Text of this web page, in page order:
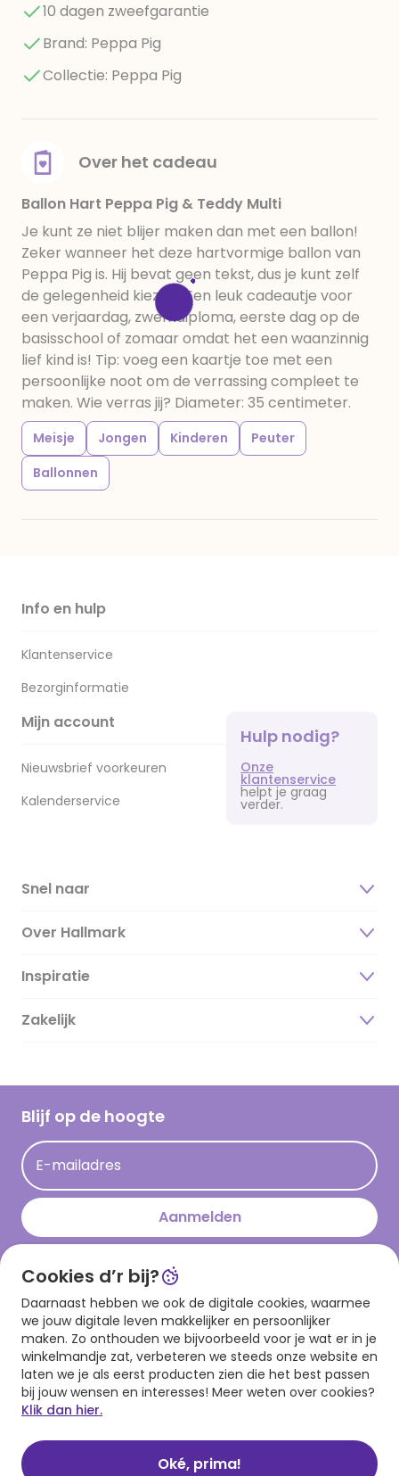
10 dagen zweefgarantie
Brand: Peppa Pig
Collectie: Peppa Pig
Over het cadeau
Ballon Hart Peppa Pig & Teddy Multi
Je kunt ze niet blijer maken dan met een ballon!
Zeker wanneer het deze hartvormige ballon van
Peppa Pig is. Hij bevat geen tekst, dus je kunt zelf
de gelegenheid kiezen! Een leuk cadeautje voor
een verjaardag, zwemdiploma, eerste dag op de
basisschool of zomaar omdat het een waanzinnig
lief kind is! Tip: voeg een kaartje toe met een
persoonlijke noot om de verrassing compleet te
maken. Wie verras jij? Diameter: 35 centimeter.
Meisje Jongen Kinderen
Peuter
Ballonnen
Info en hulp
Klantenservice
Bezorginformatie
Mijn account
Nieuwsbrief voorkeuren
Kalenderservice
Hulp nodig?
Onze
klantenservice
helpt je graag
verder.
Snel naar
Over Hallmark
Over ons
Duurzaamheid
Hallmark Kaartclub
Acties
Persberichten
Hallmark en Kinderpostzegels
Inspiratie
Magazine
Cadeau inspiratie
Kaartinspiratie
Zakelijk
Blijf op de hoogte
E-mailadres
Aanmelden
Download onze app
Cookies d’r bij?
Daarnaast hebben we ook de digitale cookies, waarmee
we jouw digitale leven makkelijker en persoonlijker
maken. Zo onthouden we bijvoorbeeld voor je wat er in je
winkelmandje zat, verbeteren we steeds onze website en
laten we je als eerst producten zien die het best passen
bij jouw wensen en interesses! Meer weten over cookies?
Klik dan hier.
Oké, prima!